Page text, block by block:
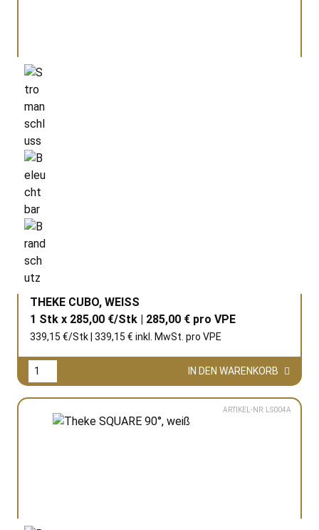
THEKE CUBO, WEISS
1 Stk x 285,00 €/Stk | 285,00 € pro VPE
339,15 €/Stk | 339,15 € inkl. MwSt. pro VPE
IN DEN WARENKORB
ARTIKEL-NR: LS004A